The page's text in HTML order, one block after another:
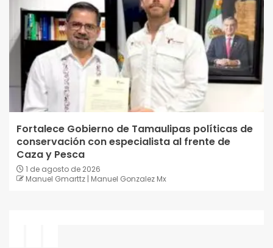
Fortalece Gobierno de Tamaulipas políticas de
conservación con especialista al frente de
Caza y Pesca
1 de agosto de 2026
Manuel Gmarttz | Manuel Gonzalez Mx